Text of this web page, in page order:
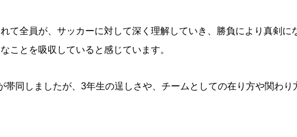
て全員が、サッカーに対して深く理解していき、勝負により真剣に
ことを吸収していると感じています。
帯同しましたが、3年生の逞しさや、チームとしての在り方や関わり